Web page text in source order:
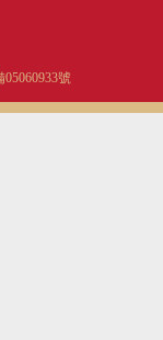
05060933號